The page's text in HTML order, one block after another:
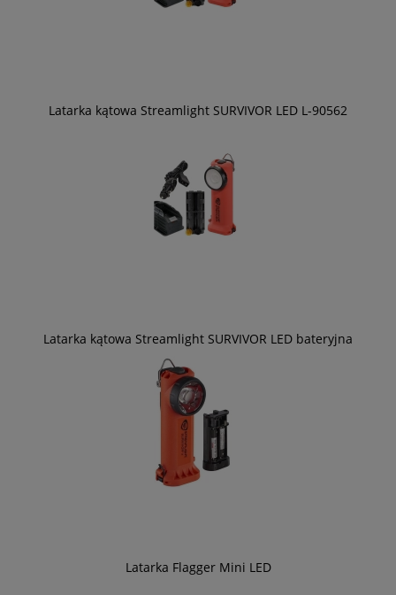
Latarka kątowa Streamlight SURVIVOR LED L-90562
Latarka kątowa Streamlight SURVIVOR LED bateryjna
Latarka Flagger Mini LED